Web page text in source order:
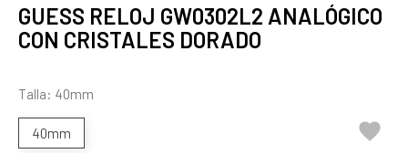
GUESS RELOJ GW0302L2 ANALÓGICO
CON CRISTALES DORADO
Talla: 40mm
40mm 